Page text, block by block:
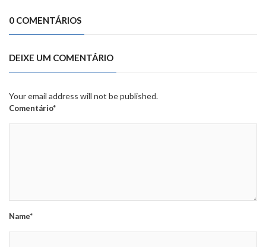
0 COMENTÁRIOS
DEIXE UM COMENTÁRIO
Your email address will not be published.
Comentário*
Name*